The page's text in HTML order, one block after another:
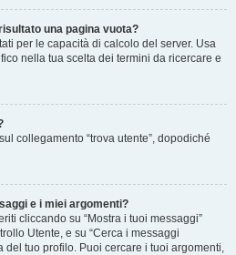
una pagina vuota?
per le capacità di calcolo del server. Usa
nella tua scelta dei termini da ricercare e
collegamento “trova utente”, dopodiché
e i miei argomenti?
cliccando su “Mostra i tuoi messaggi”
Utente, e su “Cerca i messaggi
del tuo profilo. Puoi cercare i tuoi argomenti,